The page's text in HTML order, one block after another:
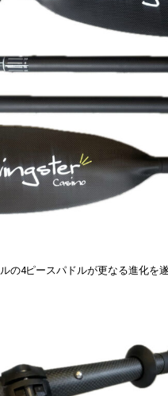
の4ピースパドルが更なる進化を遂